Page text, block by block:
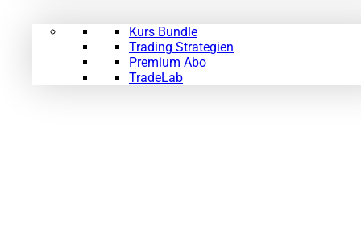
Kurs Bundle
Trading Strategien
Premium Abo
TradeLab